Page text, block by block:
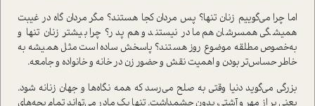
اما چرا مي‌گوييم زنان تنها؟ پس مردان کجا هستند؟ مگر مردان گاه در غیبت
همیشگی همسرشان هم مادر نیستند و هم پدر؟ چرا بیشتر زنان تنها و
به‌خصوص مطلقه موضوع روز هستند؟ پاسخش ساده است مثل همیشه به
خاطر حساس‌تر بودن و اهميت نقش و حضور زن در خانه و خانواده و جامعه.
بزرگی می‌گوید دنیا وقتی به صلح می‌رسد که همه نگاه‌ها و جهان زنانه شود.
یعنی پر از مهر و آشتی، بدون چشمداشت. تنها یک مادر می‌تواند تمام بچه‌های